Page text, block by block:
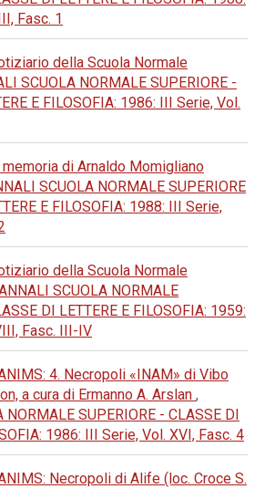
Fasc. 1
della Scuola Normale
SCUOLA NORMALE SUPERIORE -
E FILOSOFIA: 1986: III Serie, Vol.
memoria di Arnaldo Momigliano
SCUOLA NORMALE SUPERIORE
E FILOSOFIA: 1988: III Serie,
della Scuola Normale
SCUOLA NORMALE
DI LETTERE E FILOSOFIA: 1959:
Fasc. III-IV
4. Necropoli «INAM» di Vibo
a cura di Ermanno A. Arslan ,
NORMALE SUPERIORE - CLASSE DI
1986: III Serie, Vol. XVI, Fasc. 4
Necropoli di Alife (loc. Croce S.